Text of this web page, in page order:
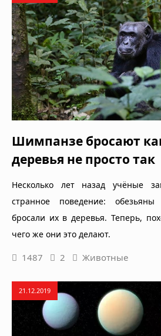
Шимпанзе бросают
деревья не просто так
Несколько лет назад учёные
странное поведение:
бросали их в деревья. Теперь,
чего же они это делают.
1487 2 Животные
21.12.2019